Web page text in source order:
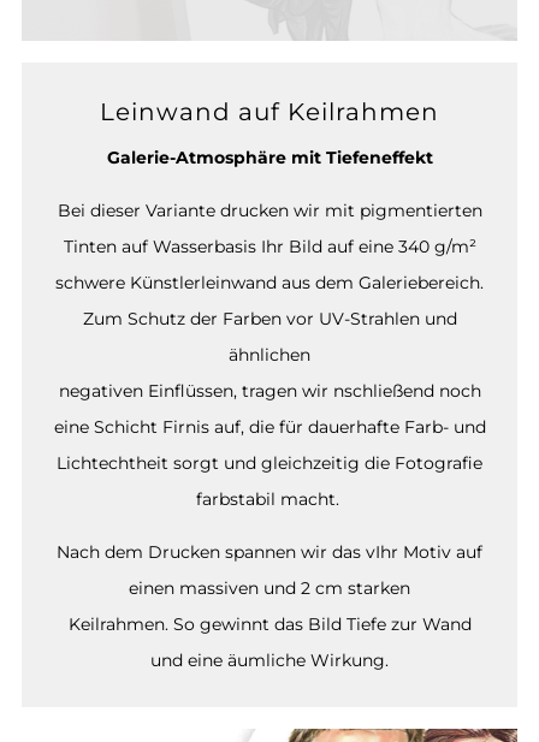
Leinwand auf Keilrahmen
Galerie-Atmosphäre mit Tiefeneffekt
Bei dieser Variante drucken wir mit pigmentierten
Tinten auf Wasserbasis Ihr Bild auf eine 340 g/m²
schwere Künstlerleinwand aus dem Galeriebereich.
Zum Schutz der Farben vor UV-Strahlen und
ähnlichen
negativen Einflüssen, tragen wir nschließend noch
eine Schicht Firnis auf, die für dauerhafte Farb- und
Lichtechtheit sorgt und gleichzeitig die Fotografie
farbstabil macht.
Nach dem Drucken spannen wir das vIhr Motiv auf
einen massiven und 2 cm starken
Keilrahmen. So gewinnt das Bild Tiefe zur Wand
und eine äumliche Wirkung.